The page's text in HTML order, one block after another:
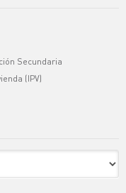
Secundaria
(IPV)